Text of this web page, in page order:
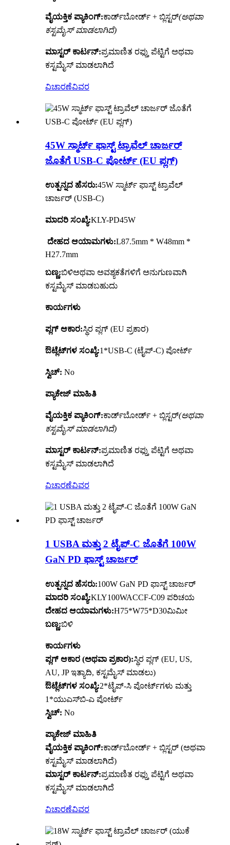
ವೈಯಕ್ತಿಕ ಪ್ಯಾಕಿಂಗ್:ಕಾರ್ಡ್‌ಬೋರ್ಡ್ + ಬ್ಲಿಸ್ಟರ್(ಅಥವಾ
ಕಸ್ಟಮೈಸ್ ಮಾಡಲಾಗಿದೆ)
ಮಾಸ್ಟರ್ ಕಾರ್ಟನ್:ಪ್ರಮಾಣಿತ ರಫ್ತು ಪೆಟ್ಟಿಗೆ ಅಥವಾ
ಕಸ್ಟಮೈಸ್ ಮಾಡಲಾಗಿದೆ
ವಿಚಾರಣೆವಿವರ
45W ಸ್ಮಾರ್ಟ್ ಫಾಸ್ಟ್ ಟ್ರಾವೆಲ್ ಚಾರ್ಜರ್
ಜೊತೆಗೆ USB-C ಪೋರ್ಟ್ (EU ಪ್ಲಗ್)
ಉತ್ಪನ್ನದ ಹೆಸರು:45W ಸ್ಮಾರ್ಟ್ ಫಾಸ್ಟ್ ಟ್ರಾವೆಲ್
ಚಾರ್ಜರ್ (USB-C)
ಮಾದರಿ ಸಂಖ್ಯೆ:KLY-PD45W
ದೇಹದ ಆಯಾಮಗಳು:L87.5mm * W48mm *
H27.7mm
ಬಣ್ಣ:ಬಿಳಿಅಥವಾ ಅವಶ್ಯಕತೆಗಳಿಗೆ ಅನುಗುಣವಾಗಿ
ಕಸ್ಟಮೈಸ್ ಮಾಡಬಹುದು
ಕಾರ್ಯಗಳು
ಪ್ಲಗ್ ಆಕಾರ:ಸ್ಥಿರ ಪ್ಲಗ್ (EU ಪ್ರಕಾರ)
ಔಟ್ಲೆಟ್‌ಗಳ ಸಂಖ್ಯೆ:1*USB-C (ಟೈಪ್-C) ಪೋರ್ಟ್
ಸ್ವಿಚ್: No
ಪ್ಯಾಕೇಜ್ ಮಾಹಿತಿ
ವೈಯಕ್ತಿಕ ಪ್ಯಾಕಿಂಗ್:ಕಾರ್ಡ್‌ಬೋರ್ಡ್ + ಬ್ಲಿಸ್ಟರ್(ಅಥವಾ
ಕಸ್ಟಮೈಸ್ ಮಾಡಲಾಗಿದೆ)
ಮಾಸ್ಟರ್ ಕಾರ್ಟನ್:ಪ್ರಮಾಣಿತ ರಫ್ತು ಪೆಟ್ಟಿಗೆ ಅಥವಾ
ಕಸ್ಟಮೈಸ್ ಮಾಡಲಾಗಿದೆ
ವಿಚಾರಣೆವಿವರ
1 USBA ಮತ್ತು 2 ಟೈಪ್-C ಜೊತೆಗೆ 100W
GaN PD ಫಾಸ್ಟ್ ಚಾರ್ಜರ್
ಉತ್ಪನ್ನದ ಹೆಸರು:100W GaN PD ಫಾಸ್ಟ್ ಚಾರ್ಜರ್
ಮಾದರಿ ಸಂಖ್ಯೆ:KLY100WACCF-C09 ಪರಿಚಯ
ದೇಹದ ಆಯಾಮಗಳು:H75*W75*D30ಮಿಮೀ
ಬಣ್ಣ:ಬಿಳಿ
ಕಾರ್ಯಗಳು
ಪ್ಲಗ್ ಆಕಾರ (ಅಥವಾ ಪ್ರಕಾರ):ಸ್ಥಿರ ಪ್ಲಗ್ (EU, US,
AU, JP ಇತ್ಯಾದಿ, ಕಸ್ಟಮೈಸ್ ಮಾಡಲು)
ಔಟ್ಲೆಟ್‌ಗಳ ಸಂಖ್ಯೆ:2*ಟೈಪ್-ಸಿ ಪೋರ್ಟ್‌ಗಳು ಮತ್ತು
1*ಯುಎಸ್‌ಬಿ-ಎ ಪೋರ್ಟ್
ಸ್ವಿಚ್: No
ಪ್ಯಾಕೇಜ್ ಮಾಹಿತಿ
ವೈಯಕ್ತಿಕ ಪ್ಯಾಕಿಂಗ್:ಕಾರ್ಡ್‌ಬೋರ್ಡ್ + ಬ್ಲಿಸ್ಟರ್ (ಅಥವಾ
ಕಸ್ಟಮೈಸ್ ಮಾಡಲಾಗಿದೆ)
ಮಾಸ್ಟರ್ ಕಾರ್ಟನ್:ಪ್ರಮಾಣಿತ ರಫ್ತು ಪೆಟ್ಟಿಗೆ ಅಥವಾ
ಕಸ್ಟಮೈಸ್ ಮಾಡಲಾಗಿದೆ
ವಿಚಾರಣೆವಿವರ